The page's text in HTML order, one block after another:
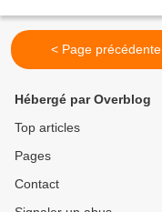
< Page précédente
Hébergé par Overblog
Top articles
Pages
Contact